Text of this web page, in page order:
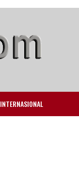
INTERNASIONAL